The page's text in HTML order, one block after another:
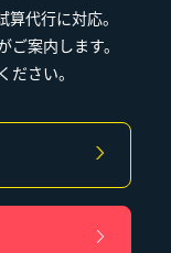
代行に対応。
案内します。
さい。